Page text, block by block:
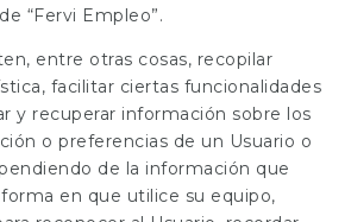
“Fervi Empleo”.
entre otras cosas, recopilar
facilitar ciertas funcionalidades
y recuperar información sobre los
o preferencias de un Usuario o
de la información que
en que utilice su equipo,